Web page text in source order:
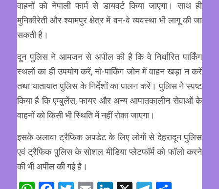
वाहनों को नेपाली फार्म से डायवर्ट किया जाएगा। साथ ही
मुनिकीरेती और श्यामपुर क्षेत्र में वन-वे व्यवस्था भी लागू की जा
सकती है।
दून पुलिस ने आमजन से अपील की है कि वे निर्धारित पार्किंग
स्थलों का ही उपयोग करें, नो-पार्किंग जोन में वाहन खड़ा न करें
तथा यातायात पुलिस के निर्देशों का पालन करें। पुलिस ने स्पष्ट
किया है कि एम्बुलेंस, फायर और अन्य आपातकालीन सेवाओं के
वाहनों को किसी भी स्थिति में नहीं रोका जाएगा।
इसके अलावा ट्रैफिक अपडेट के लिए लोगों से देहरादून पुलिस
एवं ट्रैफिक पुलिस के सोशल मीडिया प्लेटफॉर्म को फॉलो करने
की भी अपील की गई है।